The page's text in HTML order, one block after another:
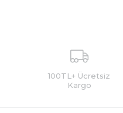
100TL+ Ücretsiz
Kargo